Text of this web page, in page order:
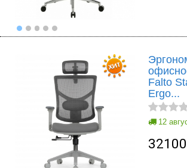
Falto
Ergo...
12
32100